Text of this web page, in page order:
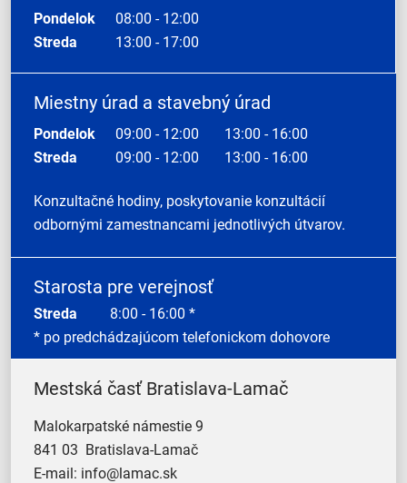
Pondelok
08:00 - 12:00
Streda
13:00 - 17:00
Miestny úrad a stavebný úrad
Pondelok 09:00 - 12:00
13:00 - 16:00
Streda
09:00 - 12:00 13:00 - 16:00
Konzultačné hodiny, poskytovanie konzultácií
odbornými zamestnancami jednotlivých útvarov.
Starosta pre verejnosť
Streda 8:00 - 16:00 *
* po predchádzajúcom telefonickom dohovore
Mestská časť Bratislava-Lamač
Malokarpatské námestie 9
841 03 Bratislava-Lamač
E-mail: info@lamac.sk